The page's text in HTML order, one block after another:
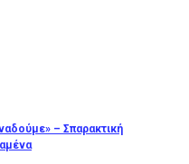
– Σπαρακτική